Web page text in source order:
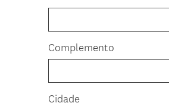
Complemento
Cidade